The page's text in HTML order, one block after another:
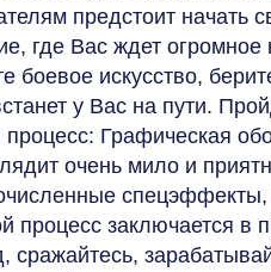
предстоит начать
где Вас ждет
боевое искусство,
у Вас на пути.
Графическая
очень мило и
заключается в
сражайтесь,